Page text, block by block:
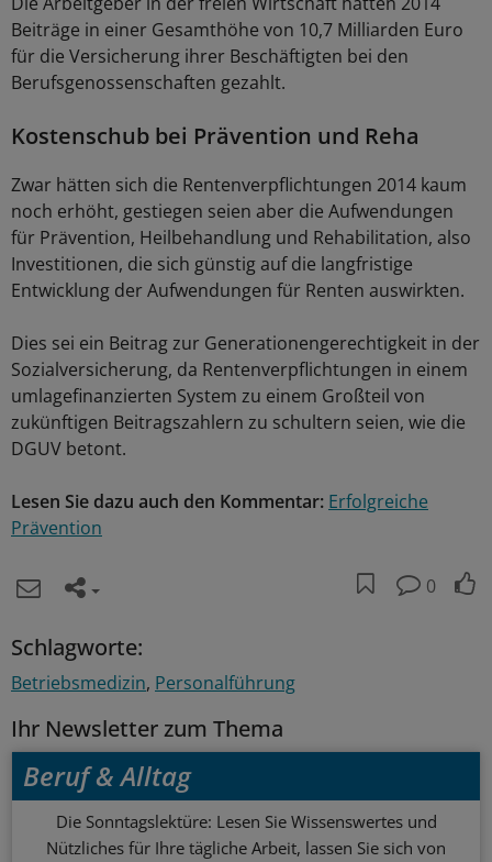
Beiträge in einer Gesamthöhe von 10,7 Milliarden Euro
für die Versicherung ihrer Beschäftigten bei den
Berufsgenossenschaften gezahlt.
Kostenschub bei Prävention und Reha
Zwar hätten sich die Rentenverpflichtungen 2014 kaum
noch erhöht, gestiegen seien aber die Aufwendungen
für Prävention, Heilbehandlung und Rehabilitation, also
Investitionen, die sich günstig auf die langfristige
Entwicklung der Aufwendungen für Renten auswirkten.
Dies sei ein Beitrag zur Generationengerechtigkeit in der
Sozialversicherung, da Rentenverpflichtungen in einem
umlagefinanzierten System zu einem Großteil von
zukünftigen Beitragszahlern zu schultern seien, wie die
DGUV betont.
Lesen Sie dazu auch den Kommentar: Erfolgreiche
Prävention
0
Schlagworte:
Betriebsmedizin Personalführung
Ihr Newsletter zum Thema
Beruf & Alltag
Die Sonntagslektüre: Lesen Sie Wissenswertes und
Nützliches für Ihre tägliche Arbeit, lassen Sie sich von